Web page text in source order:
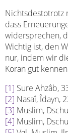
Nichtsdestotrotz
dass
widersprechen,
Wichtig ist, den
nur, indem wir
Koran gut
[1] Sure Ahzâb,
[2] Nasaî, Îdayn,
[3] Muslim,
[4] Muslim,